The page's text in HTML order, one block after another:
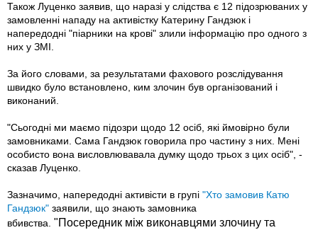
Також Луценко заявив, що наразі у слідства є 12 підозрюваних у
замовленні нападу на активістку Катерину Гандзюк і
напередодні "піарники на крові" злили інформацію про одного з
них у ЗМІ.
За його словами, за результатами фахового розслідування
швидко було встановлено, ким злочин був організований і
виконаний.
"Сьогодні ми маємо підозри щодо 12 осіб, які ймовірно були
замовниками. Сама Гандзюк говорила про частину з них. Мені
особисто вона висловлювавала думку щодо трьох з цих осіб", -
сказав Луценко.
Зазначимо, напередодні активісти в групі "Хто замовив Катю
Гандзюк" заявили, що знають замовника
вбивства. "Посередник між виконавцями злочину та